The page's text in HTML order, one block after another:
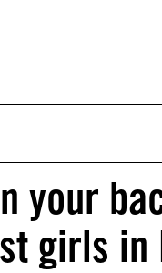
your
girls in